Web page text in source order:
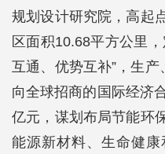
规划设计研究院，高起
区面积10.68平方公里
互通、优势互补”，生产
向全球招商的国际经济
亿元，谋划布局节能环
能源新材料、生命健康